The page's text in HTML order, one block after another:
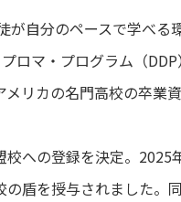
が自分のペースで学べる
ロマ・プログラム（
リカの名門高校の卒業
への登録を決定。2025
盾を授与されました。